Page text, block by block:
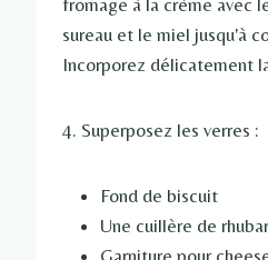
fromage à la crème avec
sureau et le miel jusqu'à
Incorporez délicatement
4. Superposez les verres :
Fond de biscuit
Une cuillère de